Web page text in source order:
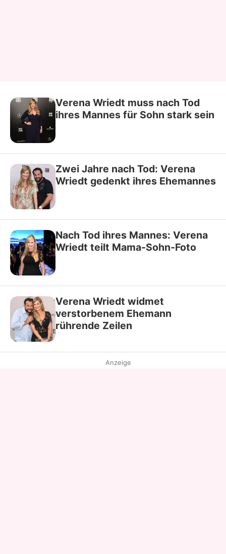
Verena Wriedt muss nach Tod
ihres Mannes für Sohn stark sein
Zwei Jahre nach Tod: Verena
Wriedt gedenkt ihres Ehemannes
Nach Tod ihres Mannes: Verena
Wriedt teilt Mama-Sohn-Foto
Verena Wriedt widmet
verstorbenem Ehemann
rührende Zeilen
Anzeige